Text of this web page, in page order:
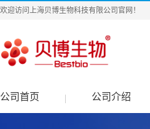
欢迎访问上海贝博生物科技有限公司官网！
公司首页 公司介绍